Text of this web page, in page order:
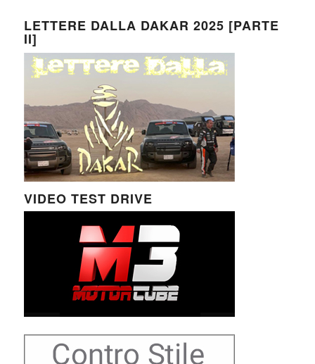
LETTERE DALLA DAKAR 2025 [PARTE
II]
VIDEO TEST DRIVE